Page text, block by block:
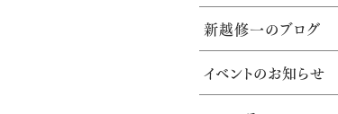
新越修一のブログ
イベントのお知らせ